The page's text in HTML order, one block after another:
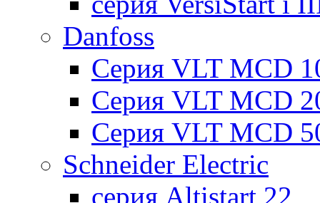
Danfoss
Серия VLT MCD
Серия VLT MCD
Серия VLT MCD
Schneider Electric
серия Altistart 22